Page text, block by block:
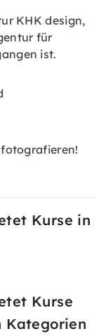
KHK design,
für
ist.
Kurse in
Kurse
Kategorien